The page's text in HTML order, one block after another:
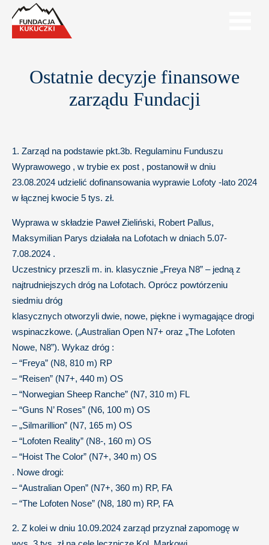
Ostatnie decyzje finansowe
zarządu Fundacji
1. Zarząd na podstawie pkt.3b. Regulaminu Funduszu
Wyprawowego , w trybie ex post , postanowił w dniu
23.08.2024 udzielić dofinansowania wyprawie Lofoty -lato 2024
w łącznej kwocie 5 tys. zł.
Wyprawa w składzie Paweł Zieliński, Robert Pallus,
Maksymilian Parys działała na Lofotach w dniach 5.07-
7.08.2024 .
Uczestnicy przeszli m. in. klasycznie „Freya N8” – jedną z
najtrudniejszych dróg na Lofotach. Oprócz powtórzeniu
siedmiu dróg
klasycznych otworzyli dwie, nowe, piękne i wymagające drogi
wspinaczkowe. („Australian Open N7+ oraz „The Lofoten
Nowe, N8”). Wykaz dróg :
– “Freya” (N8, 810 m) RP
– “Reisen” (N7+, 440 m) OS
– “Norwegian Sheep Ranche” (N7, 310 m) FL
– “Guns N’ Roses” (N6, 100 m) OS
– „Silmarillion” (N7, 165 m) OS
– “Lofoten Reality” (N8-, 160 m) OS
– “Hoist The Color” (N7+, 340 m) OS
. Nowe drogi:
– “Australian Open” (N7+, 360 m) RP, FA
– “The Lofoten Nose” (N8, 180 m) RP, FA
2. Z kolei w dniu 10.09.2024 zarząd przyznał zapomogę w